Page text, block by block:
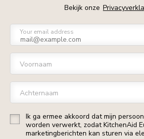
Bekijk onze
Your email address
Voornaam
Achternaam
Ik ga ermee akkoord dat mijn
worden verwerkt, zodat KitchenAid
marketingberichten kan sturen via